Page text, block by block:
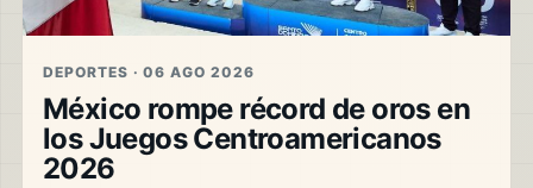
DEPORTES · 06 AGO 2026
México rompe récord de oros en
los Juegos Centroamericanos
2026